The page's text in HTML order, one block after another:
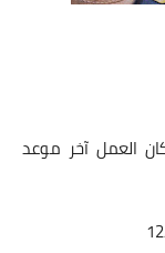
العمل آخر موعد